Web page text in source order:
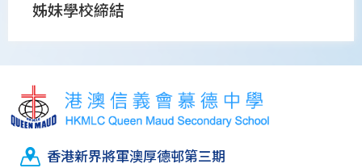
姊妹學校締結
香港新界將軍澳厚德邨第三期